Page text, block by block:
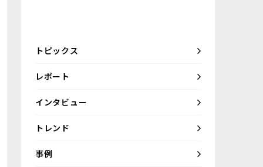
トピックス
レポート
インタビュー
トレンド
事例